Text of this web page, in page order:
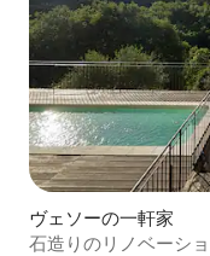
ヴェソーの一軒家
石造りのリノベーシ